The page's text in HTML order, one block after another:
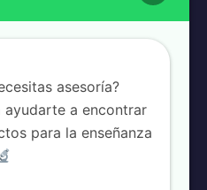
asesoría?
ayudarte a encontrar
para la enseñanza